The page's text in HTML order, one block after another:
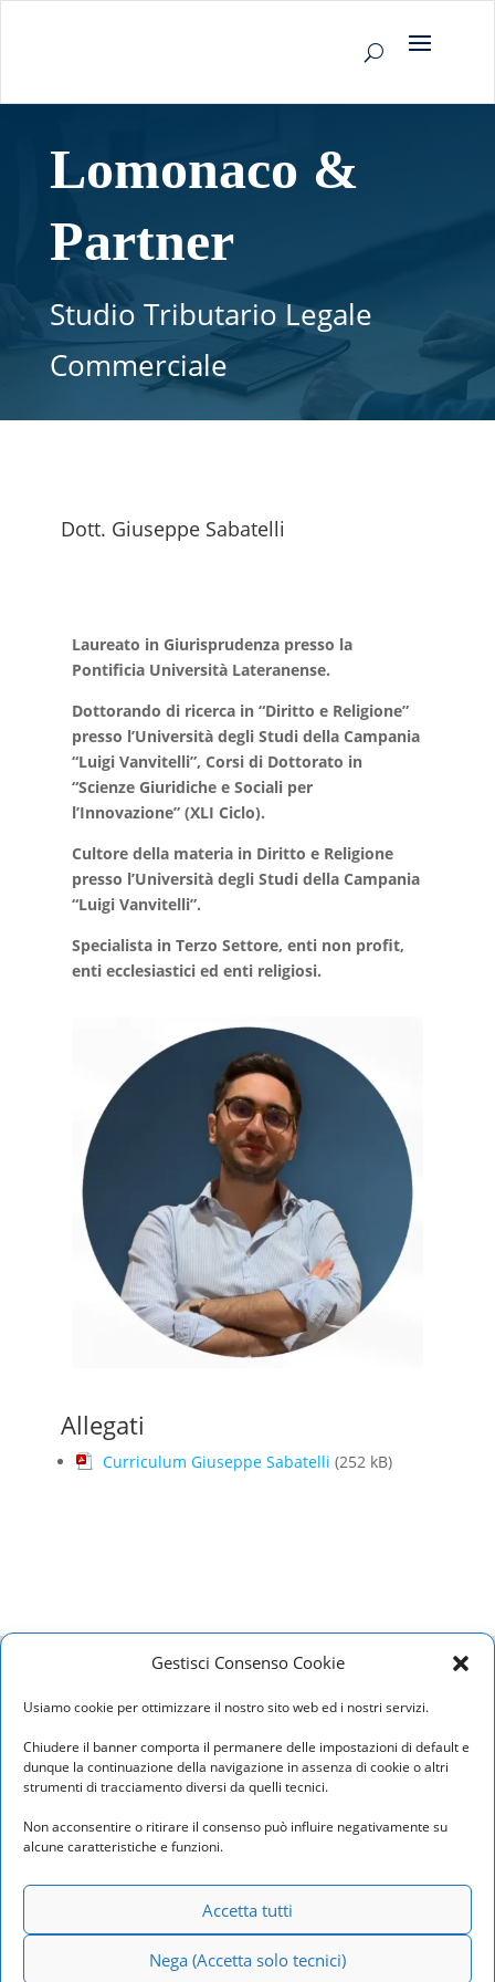
Gestisci Consenso Cookie
Usiamo cookie per ottimizzare il nostro sito web ed i nostri servizi.
Chiudere il banner comporta il permanere delle impostazioni di default e
dunque la continuazione della navigazione in assenza di cookie o altri
strumenti di tracciamento diversi da quelli tecnici.
Non acconsentire o ritirare il consenso può influire negativamente su
alcune caratteristiche e funzioni.
Accetta tutti
Nega (Accetta solo tecnici)
Lomonaco &
Partner
Studio Tributario Legale
Commerciale
Dott. Giuseppe Sabatelli
Laureato in Giurisprudenza presso la
Pontificia Università Lateranense.
Dottorando di ricerca in “Diritto e Religione”
presso l’Università degli Studi della Campania
“Luigi Vanvitelli”, Corsi di Dottorato in
“Scienze Giuridiche e Sociali per
l’Innovazione” (XLI Ciclo).
Cultore della materia in Diritto e Religione
presso l’Università degli Studi della Campania
“Luigi Vanvitelli”.
Specialista in Terzo Settore, enti non profit,
enti ecclesiastici ed enti religiosi.
Allegati
Curriculum Giuseppe Sabatelli (252 kB)
Privacy Policy Cookie Policy
Studio Lomonaco
Telefono: 06.37501164 – 06.3729346
E-mail:info@studiolomonaco.com
Pec: studiolomonaco@epec.it
Via Pasquale Leonardi Cattolica, 6 –
Via Francesco Arese, 7 – 20159